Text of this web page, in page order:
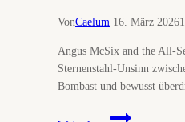
VonCaelum 16. März 2026
Angus McSix and the All-
Sternenstahl-Unsinn
Bombast und bewusst
Angus